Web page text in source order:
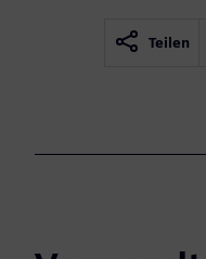
Teilen